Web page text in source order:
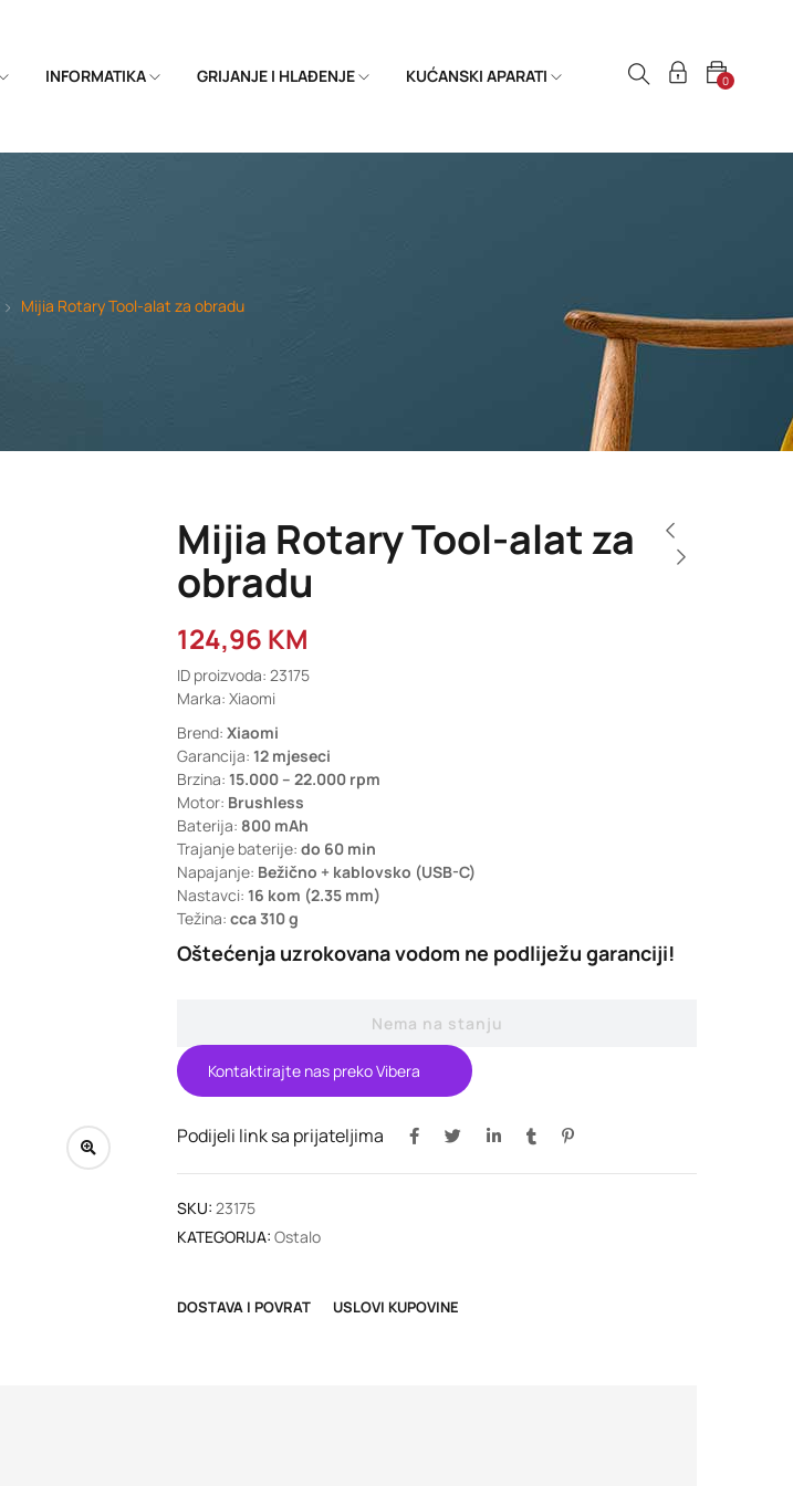
INFORMATIKA GRIJANJE I HLAĐENJE KUĆANSKI APARATI 0
Mijia Rotary Tool-alat za obradu
Mijia Rotary Tool-alat za
obradu
124,96 KM
ID proizvoda: 23175
Marka: Xiaomi
Brend: Xiaomi
Garancija: 12 mjeseci
Brzina: 15.000 – 22.000 rpm
Motor: Brushless
Baterija: 800 mAh
Trajanje baterije: do 60 min
Napajanje: Bežično + kablovsko (USB-C)
Nastavci: 16 kom (2.35 mm)
Težina: cca 310 g
Oštećenja uzrokovana vodom ne podliježu garanciji!
Nema na stanju
Kontaktirajte nas preko Vibera
Podijeli link sa prijateljima
SKU: 23175
KATEGORIJA: Ostalo
DOSTAVA I POVRAT USLOVI KUPOVINE